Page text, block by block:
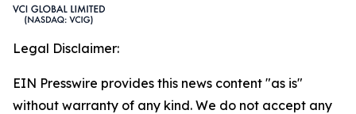
Legal Disclaimer:
EIN Presswire provides this news content "as is"
without warranty of any kind. We do not accept any